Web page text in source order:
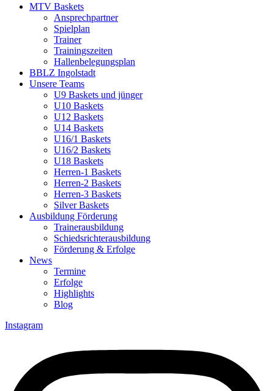
MTV Baskets
Ansprechpartner
Spielplan
Trainer
Trainingszeiten
Hallenbelegungsplan
BBLZ Ingolstadt
Unsere Teams
U9 Baskets und jünger
U10 Baskets
U12 Baskets
U14 Baskets
U16/1 Baskets
U16/2 Baskets
U18 Baskets
Herren-1 Baskets
Herren-2 Baskets
Herren-3 Baskets
Silver Baskets
Ausbildung Förderung
Trainerausbildung
Schiedsrichterausbildung
Förderung & Erfolge
News
Termine
Erfolge
Highlights
Blog
Instagram